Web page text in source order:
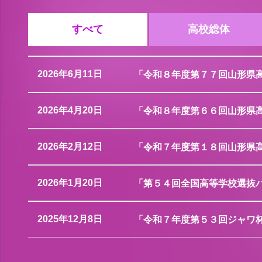
すべて 高校総体
2026年6月11日 「令和８年度第７７回山形
2026年4月20日 「令和８年度第６６回山形
2026年2月12日 「令和７年度第１８回山形
2026年1月20日 「第５４回全国高等学校選
2025年12月8日 「令和７年度第５３回ジャ